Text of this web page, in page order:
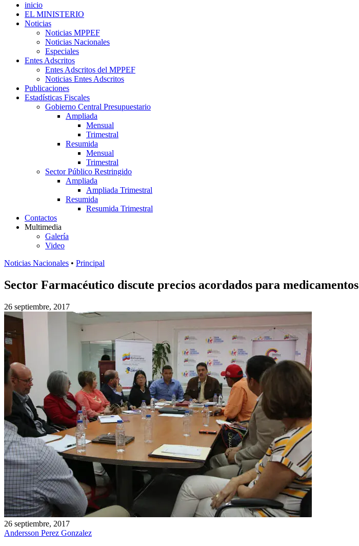
inicio
EL MINISTERIO
Noticias
Noticias MPPEF
Noticias Nacionales
Especiales
Entes Adscritos
Entes Adscritos del MPPEF
Noticias Entes Adscritos
Publicaciones
Estadísticas Fiscales
Gobierno Central Presupuestario
Ampliada
Mensual
Trimestral
Resumida
Mensual
Trimestral
Sector Público Restringido
Ampliada
Ampliada Trimestral
Resumida
Resumida Trimestral
Contactos
Multimedia
Galería
Video
Noticias Nacionales • Principal
Sector Farmacéutico discute precios acordados para medicamentos
26 septiembre, 2017
26 septiembre, 2017
Andersson Perez Gonzalez